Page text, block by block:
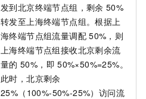
发到北京终端节点组，剩余 50%
转发至上海终端节点组。根据上
海终端节点组流量调配 50%，则
上海终端节点组接收北京剩余流
量的 50%，即 50%×50%=25%。
此时，北京剩余
25%（100%-50%-25%）访问流